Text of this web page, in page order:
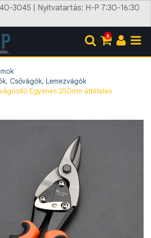
3045 | Nyitvatartás: H-P 7:30-16:30
0
Csővágók, Lemezvágók
Egyenes 250mm áttételes